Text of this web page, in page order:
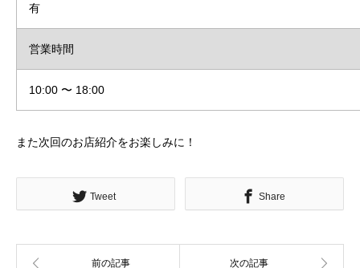
有
営業時間
10:00 〜 18:00
また次回のお店紹介をお楽しみに！
Tweet Share